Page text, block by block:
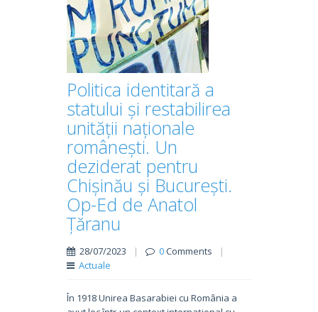
Politica identitară a
statului și restabilirea
unității naționale
românești. Un
deziderat pentru
Chișinău și București.
Op-Ed de Anatol
Țăranu
28/07/2023 | 0Comments
|
Actuale
În 1918 Unirea Basarabiei cu România a